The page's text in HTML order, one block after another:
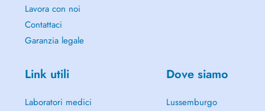
Lavora con noi
Contattaci
Garanzia legale
Link utili
Laboratori medici
Dove siamo
Lussemburgo